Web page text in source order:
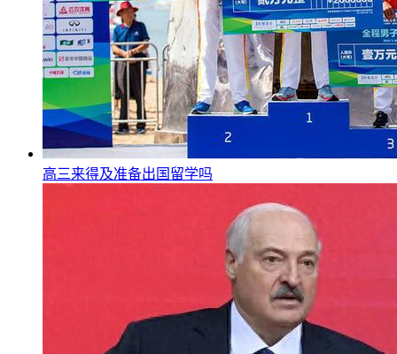
高三来得及准备出国留学吗